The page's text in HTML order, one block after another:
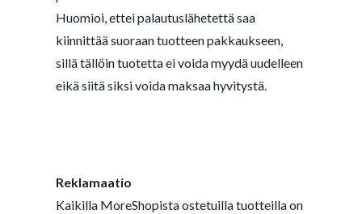
Huomioi, ettei palautuslähetettä saa
kiinnittää suoraan tuotteen pakkaukseen,
sillä tällöin tuotetta ei voida myydä uudelleen
eikä siitä siksi voida maksaa hyvitystä.
Reklamaatio
Kaikilla MoreShopista ostetuilla tuotteilla on